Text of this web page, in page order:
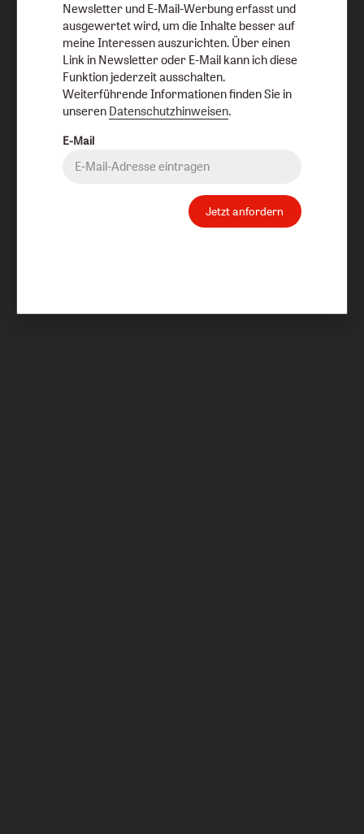
Newsletter und E-Mail-Werbung erfasst und
ausgewertet wird, um die Inhalte besser auf
meine Interessen auszurichten. Über einen
Link in Newsletter oder E-Mail kann ich diese
Funktion jederzeit ausschalten.
Weiterführende Informationen finden Sie in
unseren Datenschutzhinweisen.
E-Mail
Jetzt anfordern